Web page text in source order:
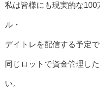
私は皆様にも現実的な100
ル・
デイトレを配信する予定で
同じロットで資金管理し
い。